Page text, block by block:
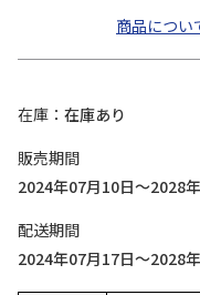
商品につい
在庫
在庫あり
販売期間
2024年07月10日～2028
配送期間
2024年07月17日～2028